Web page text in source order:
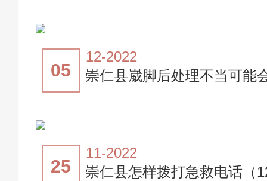
05
12-2022
崇仁县崴脚后处理不当可能
25
11-2022
崇仁县怎样拨打急救电话（